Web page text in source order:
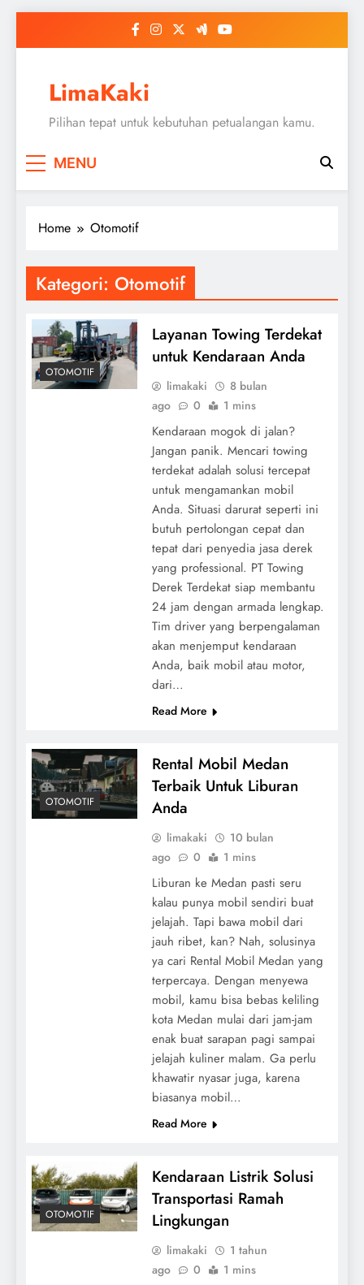
LimaKaki
Pilihan tepat untuk kebutuhan petualangan kamu.
MENU
Home Otomotif
Kategori: Otomotif
OTOMOTIF
Layanan Towing Terdekat
untuk Kendaraan Anda
limakaki
8 bulan
ago
0 1 mins
Kendaraan mogok di jalan?
Jangan panik. Mencari towing
terdekat adalah solusi tercepat
untuk mengamankan mobil
Anda. Situasi darurat seperti ini
butuh pertolongan cepat dan
tepat dari penyedia jasa derek
yang professional. PT Towing
Derek Terdekat siap membantu
24 jam dengan armada lengkap.
Tim driver yang berpengalaman
akan menjemput kendaraan
Anda, baik mobil atau motor,
dari…
Read More
OTOMOTIF
Rental Mobil Medan
Terbaik Untuk Liburan
Anda
limakaki
10 bulan
ago
0 1 mins
Liburan ke Medan pasti seru
kalau punya mobil sendiri buat
jelajah. Tapi bawa mobil dari
jauh ribet, kan? Nah, solusinya
ya cari Rental Mobil Medan yang
terpercaya. Dengan menyewa
mobil, kamu bisa bebas keliling
kota Medan mulai dari jam-jam
enak buat sarapan pagi sampai
jelajah kuliner malam. Ga perlu
khawatir nyasar juga, karena
biasanya mobil…
Read More
OTOMOTIF
Kendaraan Listrik Solusi
Transportasi Ramah
Lingkungan
limakaki
1 tahun
ago
0 1 mins